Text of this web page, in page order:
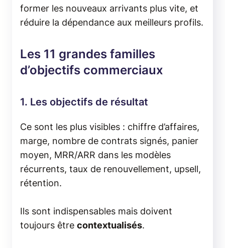
former les nouveaux arrivants plus vite, et
réduire la dépendance aux meilleurs profils.
Les 11 grandes familles
d’objectifs commerciaux
1. Les objectifs de résultat
Ce sont les plus visibles : chiffre d’affaires,
marge, nombre de contrats signés, panier
moyen, MRR/ARR dans les modèles
récurrents, taux de renouvellement, upsell,
rétention.
Ils sont indispensables mais doivent
toujours être contextualisés.